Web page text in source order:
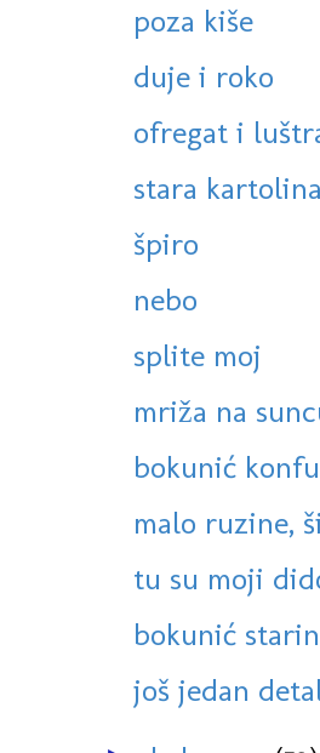
poza kiše
duje i roko
ofregat i
stara
špiro
nebo
splite moj
mriža na
bokunić
malo ruzine,
tu su moji
bokunić
još jedan